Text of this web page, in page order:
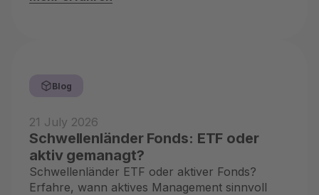
Blog
21 July 2026
Schwellenländer Fonds: ETF oder
aktiv gemanagt?
Schwellenländer ETF oder aktiver Fonds?
Erfahre, wann aktives Management sinnvoll